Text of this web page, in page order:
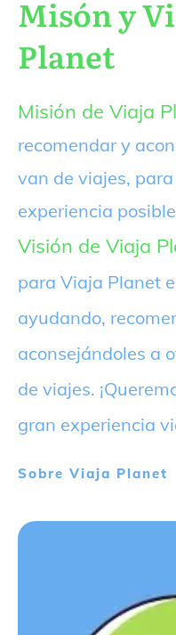
Misón y
Planet
Misión de Viaja
recomendar y
van de viajes,
experiencia
Visión de Viaja
para Viaja Planet
ayudando,
aconsejándoles a
de viajes.
gran experiencia
Sobre Viaja Planet